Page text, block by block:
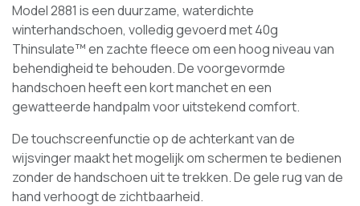
Model 2881 is een duurzame, waterdichte
winterhandschoen, volledig gevoerd met 40g
Thinsulate™ en zachte fleece om een hoog niveau van
behendigheid te behouden. De voorgevormde
handschoen heeft een kort manchet en een
gewatteerde handpalm voor uitstekend comfort.
De touchscreenfunctie op de achterkant van de
wijsvinger maakt het mogelijk om schermen te bedienen
zonder de handschoen uit te trekken. De gele rug van de
hand verhoogt de zichtbaarheid.